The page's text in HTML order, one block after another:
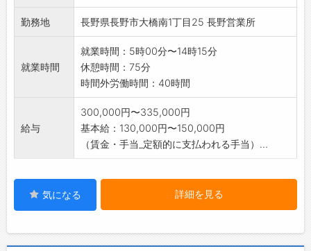
勤務地 長野県長野市大橋南1丁目25 長野営業所
就業時間
就業時間：5時00分〜14時15分
休憩時間：75分
時間外労働時間：40時間
給与
300,000円〜335,000円
基本給：130,000円〜150,000円
（賃金・手当_定額的に支払われる手当）...
気になる 詳細を見る